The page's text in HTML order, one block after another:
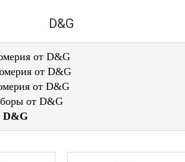
КОСМЕТИКА
D&G
от D&G
от D&G
от D&G
от D&G
D&G